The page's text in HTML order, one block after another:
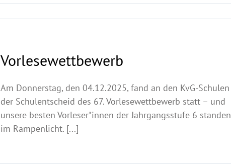
Vorlesewettbewerb
Am Donnerstag, den 04.12.2025, fand an den KvG-Schulen
der Schulentscheid des 67. Vorlesewettbewerb statt – und
unsere besten Vorleser*innen der Jahrgangsstufe 6 standen
im Rampenlicht. [...]